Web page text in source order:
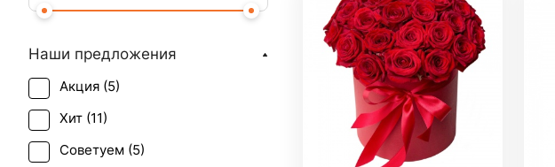
Наши предложения
Акция (5)
Хит (11)
Советуем (5)